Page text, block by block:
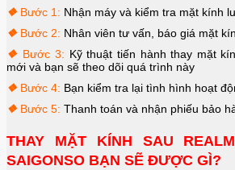
❖ Bước 1: Nhận máy và kiểm tra mặt kính
❖ Bước 2: Nhân viên tư vấn, báo giá mặt
❖ Bước 3: Kỹ thuật tiến hành thay mặt
mới và bạn sẽ theo dõi quá trình này
❖ Bước 4: Bạn kiểm tra lại tình hình hoạt
❖ Bước 5: Thanh toán và nhận phiếu bảo
THAY MẶT KÍNH SAU
SAIGONSO BẠN SẼ ĐƯỢC GÌ?